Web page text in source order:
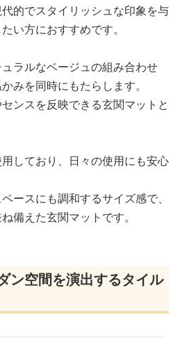
的でスタイリッシュな印象を与
い方におすすめです。
ラルなベージュの組み合わせ
みを同時にもたらします。
ンスを反映できる玄関マットと
しており、日々の使用にも安心
ースにも調和するサイズ感で、
備えた玄関マットです。
ン空間を演出するタイル